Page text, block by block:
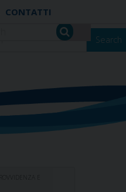
CONTATTI
Search